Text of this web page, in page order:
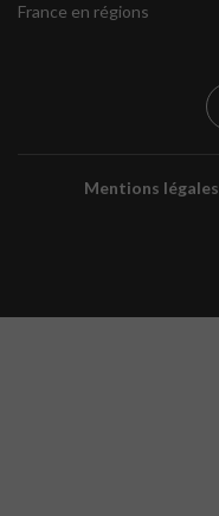
France en régions
Mentions légales